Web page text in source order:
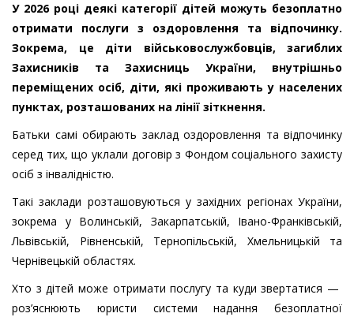
У 2026 році деякі категорії дітей можуть безоплатно
отримати послуги з оздоровлення та відпочинку.
Зокрема, це діти військовослужбовців, загиблих
Захисників та Захисниць України, внутрішньо
переміщених осіб, діти, які проживають у населених
пунктах, розташованих на лінії зіткнення.
Батьки самі обирають заклад оздоровлення та відпочинку
серед тих, що уклали договір з Фондом соціального захисту
осіб з інвалідністю.
Такі заклади розташовуються у західних регіонах України,
зокрема у Волинській, Закарпатській, Івано-Франківській,
Львівській, Рівненській, Тернопільській, Хмельницькій та
Чернівецькій областях.
Хто з дітей може отримати послугу та куди звертатися —
роз’яснюють юристи системи надання безоплатної